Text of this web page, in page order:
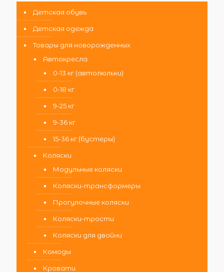
Детская обувь
Детская одежда
Товары для новорожденных
Автокресла
0-13 кг (автолюльки)
0-18 кг
9-25 кг
9-36 кг
15-36 кг (бустеры)
Коляски
Модульные коляски
Коляски-трансформеры
Прогулочные коляски
Коляски-трости
Коляски для двойни
Комоды
Кровати